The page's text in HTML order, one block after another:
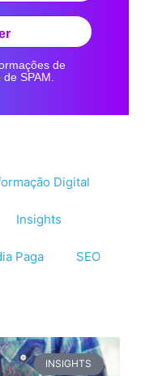
de
SPAM.
Digital
Insights
Paga SEO
INSIGHTS